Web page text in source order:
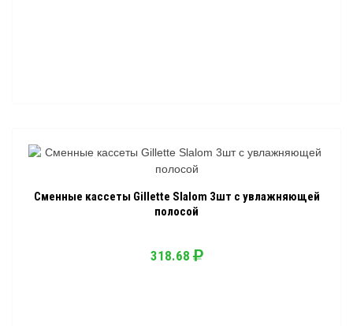
Сменные кассеты Gillette Slalom 3шт с увлажняющей
полосой
318.68